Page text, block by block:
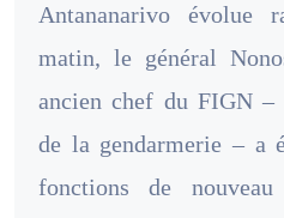
Antananarivo évolue
matin, le général
ancien chef du FIGN –
de la gendarmerie – a
fonctions de